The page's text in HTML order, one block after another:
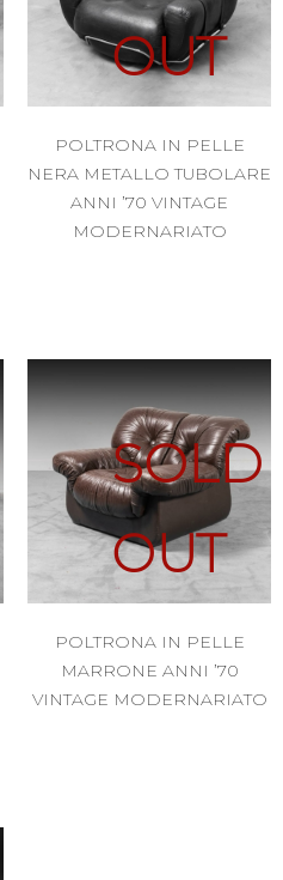
OUT
POLTRONA IN PELLE
NERA METALLO TUBOLARE
ANNI ’70 VINTAGE
MODERNARIATO
SOLD
OUT
POLTRONA IN PELLE
MARRONE ANNI ’70
VINTAGE MODERNARIATO